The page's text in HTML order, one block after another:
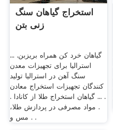
استخراج گیاهان سنگ
زنی بتن
گیاهان خرد کن همراه بریزبن. ...
استرالیا برای تجهیزات معدن
سنگ آهن در استرالیا تولید
کنندگان تجهیزات استخراج معادن
. ... گیاهان استخراج طلا از کانادا .
. مواد مصرفی در پردازش طلا،
مس و . .